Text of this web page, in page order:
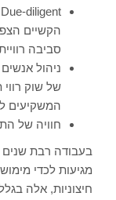
Due-diligent
הקשיים
סביבה
ניהול
של שוק
המשקיעים
חוויה של
בעבודה רבת שנים
מגיעות לכדי
חיצוניות, אלה